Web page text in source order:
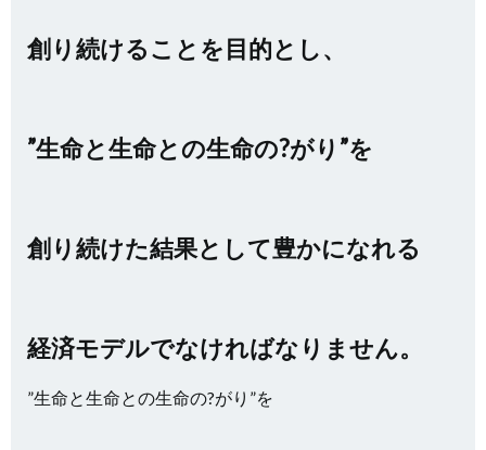
創り続けることを目的とし、
”生命と生命との生命の?がり”を
創り続けた結果として豊かになれる
経済モデルでなければなりません。
”生命と生命との生命の?がり”を